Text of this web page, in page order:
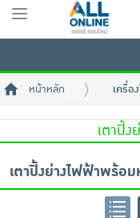
Toggle
หน้าหลัก เครื่อ
เตาปิ้
เตาปิ้งย่างไฟฟ้าพร้อ